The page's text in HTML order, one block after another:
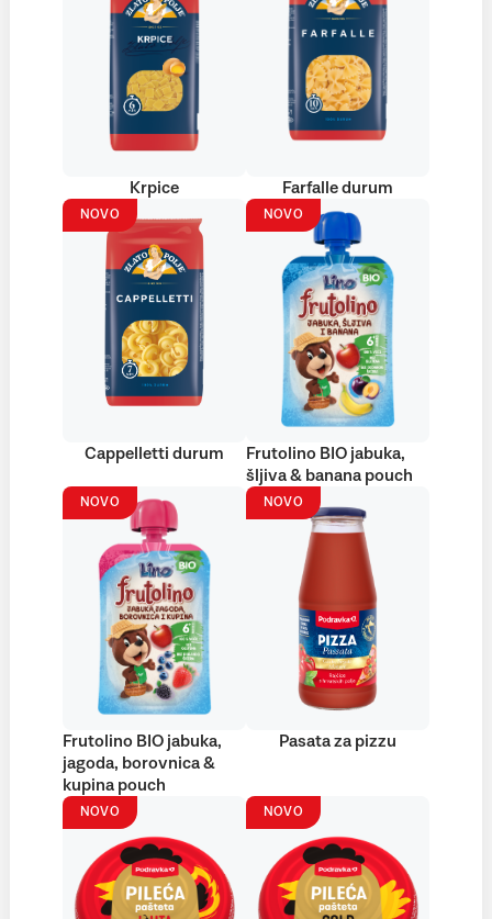
Krpice Farfalle durum
NOVO
Cappelletti durum
NOVO
Frutolino BIO jabuka,
šljiva & banana pouch
NOVO
Frutolino BIO jabuka,
jagoda, borovnica &
kupina pouch
NOVO
Pasata za pizzu
NOVO NOVO